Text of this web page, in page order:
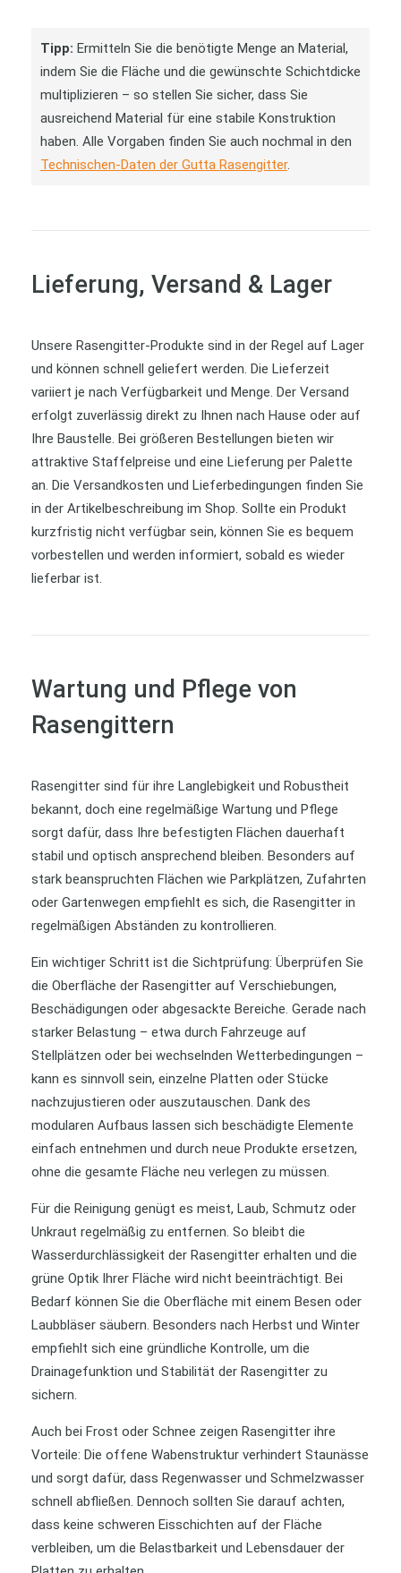
Tipp: Ermitteln Sie die benötigte Menge an Material,
indem Sie die Fläche und die gewünschte Schichtdicke
multiplizieren – so stellen Sie sicher, dass Sie
ausreichend Material für eine stabile Konstruktion
haben. Alle Vorgaben finden Sie auch nochmal in den
Technischen-Daten der Gutta Rasengitter.
Lieferung, Versand & Lager
Unsere Rasengitter-Produkte sind in der Regel auf Lager
und können schnell geliefert werden. Die Lieferzeit
variiert je nach Verfügbarkeit und Menge. Der Versand
erfolgt zuverlässig direkt zu Ihnen nach Hause oder auf
Ihre Baustelle. Bei größeren Bestellungen bieten wir
attraktive Staffelpreise und eine Lieferung per Palette
an. Die Versandkosten und Lieferbedingungen finden Sie
in der Artikelbeschreibung im Shop. Sollte ein Produkt
kurzfristig nicht verfügbar sein, können Sie es bequem
vorbestellen und werden informiert, sobald es wieder
lieferbar ist.
Wartung und Pflege von
Rasengittern
Rasengitter sind für ihre Langlebigkeit und Robustheit
bekannt, doch eine regelmäßige Wartung und Pflege
sorgt dafür, dass Ihre befestigten Flächen dauerhaft
stabil und optisch ansprechend bleiben. Besonders auf
stark beanspruchten Flächen wie Parkplätzen, Zufahrten
oder Gartenwegen empfiehlt es sich, die Rasengitter in
regelmäßigen Abständen zu kontrollieren.
Ein wichtiger Schritt ist die Sichtprüfung: Überprüfen Sie
die Oberfläche der Rasengitter auf Verschiebungen,
Beschädigungen oder abgesackte Bereiche. Gerade nach
starker Belastung – etwa durch Fahrzeuge auf
Stellplätzen oder bei wechselnden Wetterbedingungen –
kann es sinnvoll sein, einzelne Platten oder Stücke
nachzujustieren oder auszutauschen. Dank des
modularen Aufbaus lassen sich beschädigte Elemente
einfach entnehmen und durch neue Produkte ersetzen,
ohne die gesamte Fläche neu verlegen zu müssen.
Für die Reinigung genügt es meist, Laub, Schmutz oder
Unkraut regelmäßig zu entfernen. So bleibt die
Wasserdurchlässigkeit der Rasengitter erhalten und die
grüne Optik Ihrer Fläche wird nicht beeinträchtigt. Bei
Bedarf können Sie die Oberfläche mit einem Besen oder
Laubbläser säubern. Besonders nach Herbst und Winter
empfiehlt sich eine gründliche Kontrolle, um die
Drainagefunktion und Stabilität der Rasengitter zu
sichern.
Auch bei Frost oder Schnee zeigen Rasengitter ihre
Vorteile: Die offene Wabenstruktur verhindert Staunässe
und sorgt dafür, dass Regenwasser und Schmelzwasser
schnell abfließen. Dennoch sollten Sie darauf achten,
dass keine schweren Eisschichten auf der Fläche
verbleiben, um die Belastbarkeit und Lebensdauer der